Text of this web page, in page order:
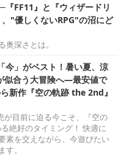
『FF11』と『ウィザードリ
"優しくないRPG"の沼にど
深さとは。
今」がベスト！暑い夏、涼
似合う大冒険へ―最安値で
新作『空の軌跡 the 2nd』
が目前に迫る今こそ、『空の
絶好のタイミング！ 快適に
素を交えながら、今遊びたい
。